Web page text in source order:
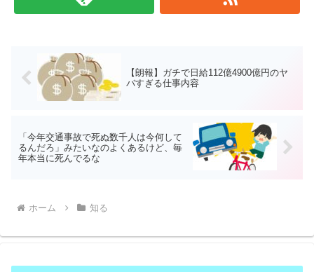
【朗報】ガチで日給112億4900億円のヤ
バすぎる仕事内容
「今年交通事故で死ぬ数千人は今何して
るんだろ」みたいなのよくあるけど、毎
年本当に死んでるな
ホーム 知る